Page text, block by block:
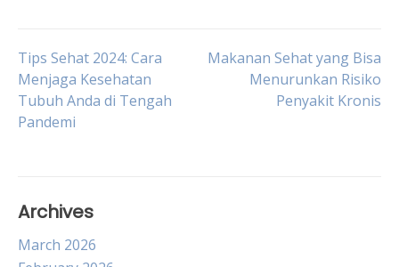
Post
navigation
Tips Sehat 2024: Cara
Menjaga Kesehatan
Tubuh Anda di Tengah
Pandemi
Makanan Sehat yang Bisa
Menurunkan Risiko
Penyakit Kronis
Archives
March 2026